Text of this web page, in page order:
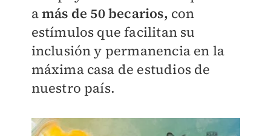
amás de 50 becarios, con
estímulos que facilitan su
inclusión y permanencia en la
máxima casa de estudios de
nuestro país.